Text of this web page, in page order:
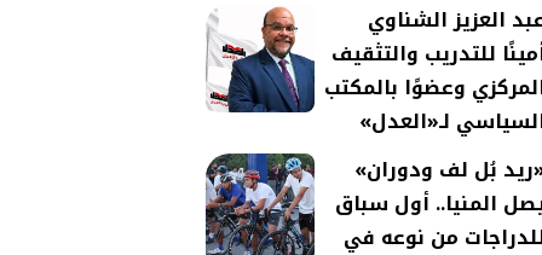
العزيز الشناوي
للتدريب والتثقيف
وعضوًا بالمكتب
لـ«العدل»
بُل لف ودوران»
المنيا.. أول سباق
من نوعه في